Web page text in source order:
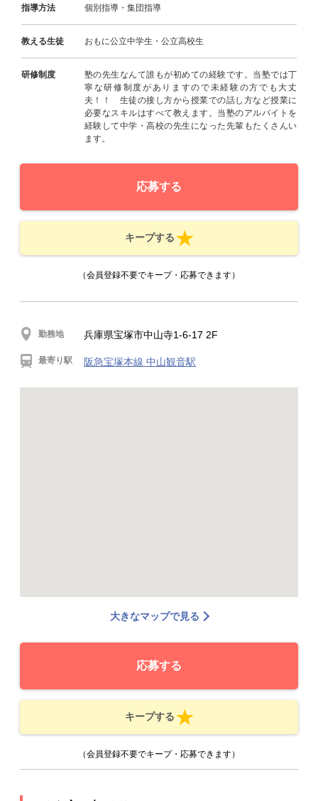
指導方法 個別指導・集団指導
教える生徒 おもに公立中学生・公立高校生
研修制度
塾の先生なんて誰もが初めての経験です。当塾では丁
寧な研修制度がありますので未経験の方でも大丈
夫！！ 生徒の接し方から授業での話し方など授業に
必要なスキルはすべて教えます。当塾のアルバイトを
経験して中学・高校の先生になった先輩もたくさんい
ます。
応募する
キープする
（会員登録不要でキープ・応募できます）
勤務地 兵庫県宝塚市中山寺1-6-17 2F
最寄り駅 阪急宝塚本線 中山観音駅
大きなマップで見る
応募する
キープする
（会員登録不要でキープ・応募できます）